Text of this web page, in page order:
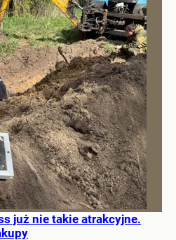
już nie takie atrakcyjne.